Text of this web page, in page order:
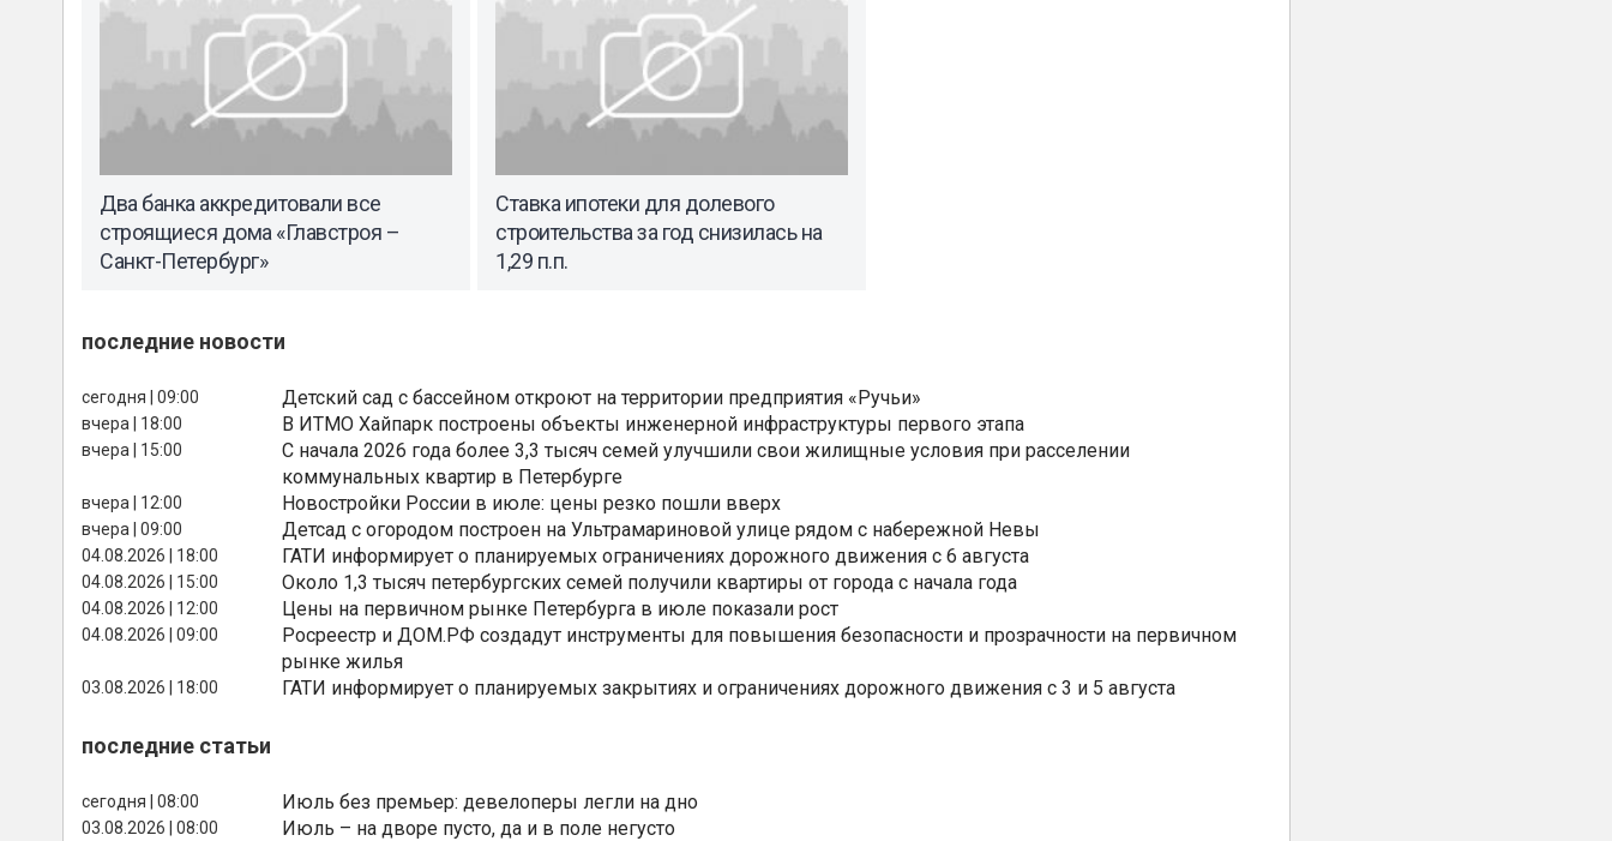
Два банка аккредитовали все
строящиеся дома «Главстроя –
Санкт-Петербург»
Ставка ипотеки для долевого
строительства за год снизилась на
1,29 п.п.
последние новости
сегодня | 09:00 Детский сад с бассейном откроют на территории предприятия «Ручьи»
вчера | 18:00 В ИТМО Хайпарк построены объекты инженерной инфраструктуры первого этапа
вчера | 15:00
С начала 2026 года более 3,3 тысяч семей улучшили свои жилищные условия при расселении
коммунальных квартир в Петербурге
вчера | 12:00 Новостройки России в июле: цены резко пошли вверх
вчера | 09:00 Детсад с огородом построен на Ультрамариновой улице рядом с набережной Невы
04.08.2026 | 18:00 ГАТИ информирует о планируемых ограничениях дорожного движения с 6 августа
04.08.2026 | 15:00 Около 1,3 тысяч петербургских семей получили квартиры от города с начала года
04.08.2026 | 12:00 Цены на первичном рынке Петербурга в июле показали рост
04.08.2026 | 09:00
Росреестр и ДОМ.РФ создадут инструменты для повышения безопасности и прозрачности на первичном
рынке жилья
03.08.2026 | 18:00 ГАТИ информирует о планируемых закрытиях и ограничениях дорожного движения с 3 и 5 августа
последние статьи
сегодня | 08:00 Июль без премьер: девелоперы легли на дно
03.08.2026 | 08:00 Июль – на дворе пусто, да и в поле негусто